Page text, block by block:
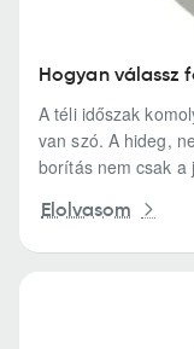
Hogyan válassz
A téli időszak
van szó. A hideg,
borítás nem csak a
Elolvasom